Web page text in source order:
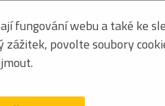
Seřadit podle: jména
fungování webu a také ke
povolte soubory